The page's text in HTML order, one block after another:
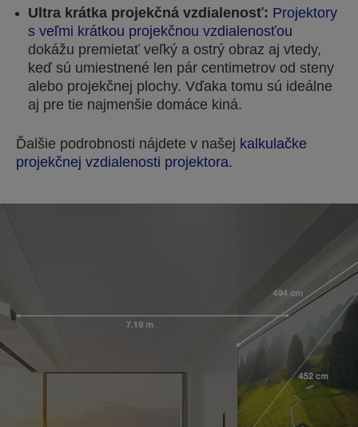
Ultra krátka projekčná vzdialenosť: Projektory
s veľmi krátkou projekčnou vzdialenosťou
dokážu premietať veľký a ostrý obraz aj vtedy,
keď sú umiestnené len pár centimetrov od steny
alebo projekčnej plochy. Vďaka tomu sú ideálne
aj pre tie najmenšie domáce kiná.
Ďalšie podrobnosti nájdete v našej kalkulačke
projekčnej vzdialenosti projektora.